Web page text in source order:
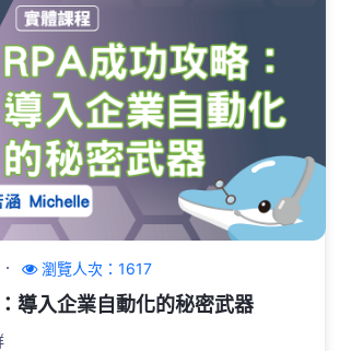
瀏覽人次：1617
導入企業自動化的秘密武器